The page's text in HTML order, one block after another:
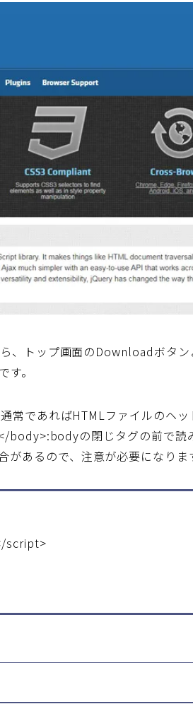
、トップ画面のDownloadボタ
。
常であればHTMLファイルのヘ
body>:bodyの閉じタグの前で
あるので、注意が必要になりま
script>